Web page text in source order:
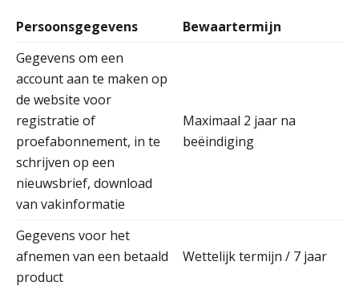
Persoonsgegevens
Bewaartermijn
Gegevens om een
account aan te maken op
de website voor
registratie of
proefabonnement, in te
schrijven op een
nieuwsbrief, download
van vakinformatie
Maximaal 2 jaar na
beëindiging
Gegevens voor het
afnemen van een betaald
product
Wettelijk termijn / 7 jaar
Casper Mons
Jan Mooren